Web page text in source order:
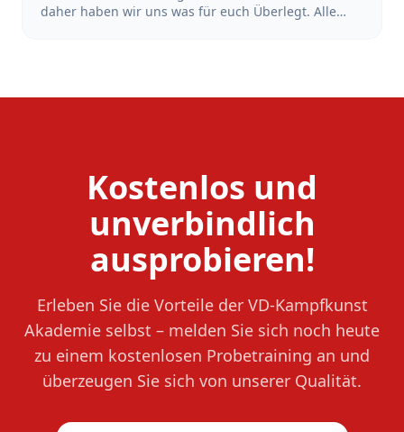
daher haben wir uns was für euch Überlegt. Alle
wegen der Ferien und Starte dein Training jetzt!
Kostenlos und
unverbindlich
ausprobieren!
Erleben Sie die Vorteile der VD-Kampfkunst
Akademie selbst – melden Sie sich noch heute
zu einem kostenlosen Probetraining an und
überzeugen Sie sich von unserer Qualität.